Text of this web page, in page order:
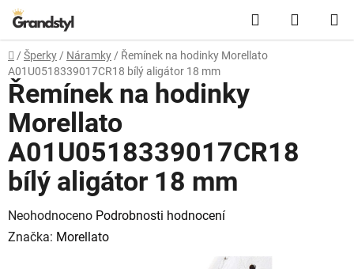
Přejít na obsah Hledat
Domů
/ Šperky / Náramky / Řemínek na hodinky Morellato
A01U0518339017CR18 bílý aligátor 18 mm
Řemínek na hodinky
Morellato
A01U0518339017CR18
bílý aligátor 18 mm
Průměrné hodnocení produktu je 0,0 z 5 hvězdiček.
Neohodnoceno Podrobnosti hodnocení
Značka: Morellato